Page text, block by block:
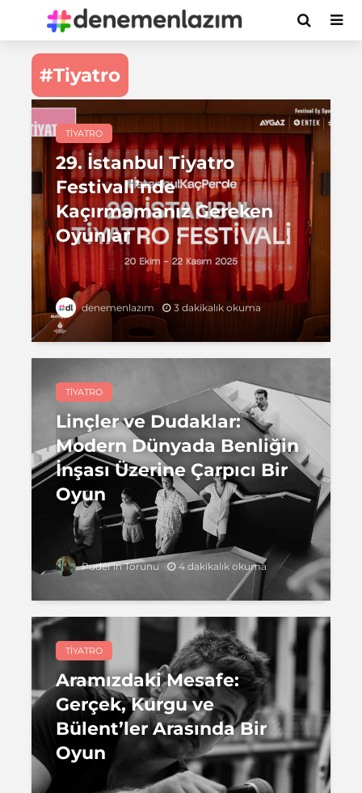
#Tiyatro
TIYATRO
29. İstanbul Tiyatro
Festivali’nde
Kaçırmamanız Gereken
Oyunlar
denemenlazım 3 dakikalık okuma
TIYATRO
Linçler ve Dudaklar:
Modern Dünyada Benliğin
İnşası Üzerine Çarpıcı Bir
Oyun
Puder'in Torunu 4 dakikalık okuma
TIYATRO
Aramızdaki Mesafe:
Gerçek, Kurgu ve
Bülent’ler Arasında Bir
Oyun